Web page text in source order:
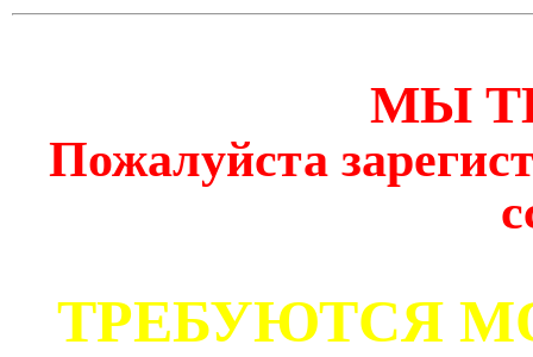
МЫ
Пожалуйста
ТРЕБУЮТСЯ